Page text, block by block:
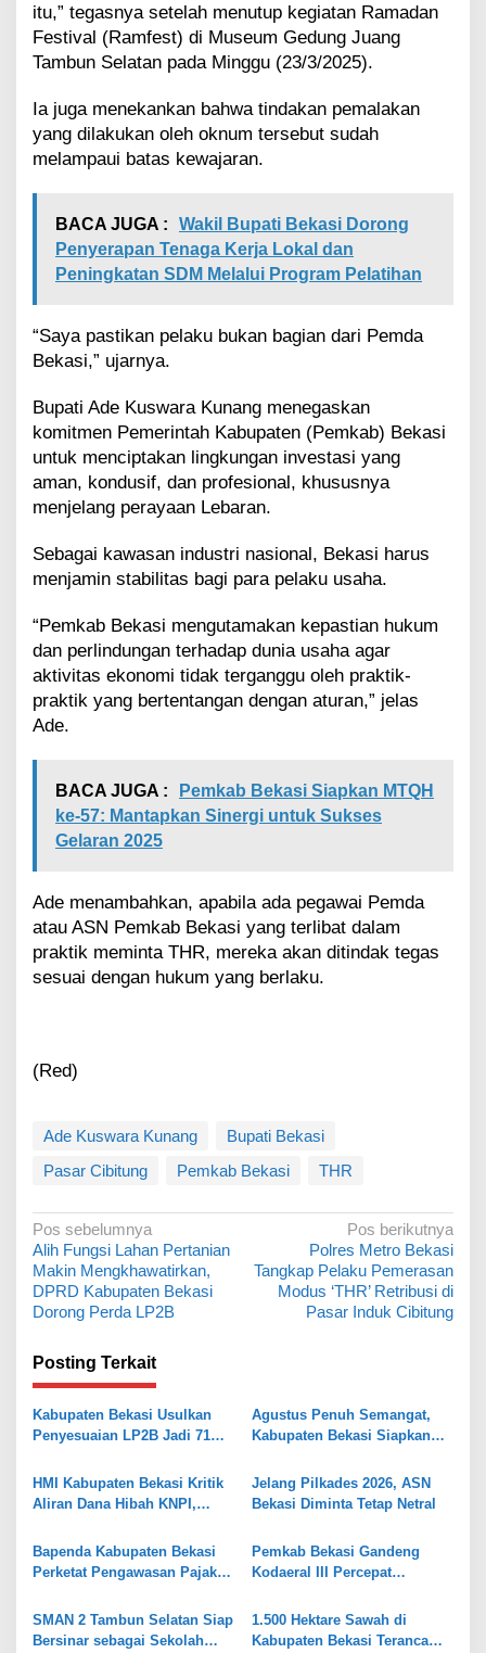
C
i
u
n
g
n
P
a
w
i
e
m
d
a
itu,” tegasnya setelah menutup kegiatan Ramadan
Festival (Ramfest) di Museum Gedung Juang
Tambun Selatan pada Minggu (23/3/2025).
Ia juga menekankan bahwa tindakan pemalakan
yang dilakukan oleh oknum tersebut sudah
melampaui batas kewajaran.
BACA JUGA :
Wakil Bupati Bekasi Dorong
Penyerapan Tenaga Kerja Lokal dan
Peningkatan SDM Melalui Program Pelatihan
“Saya pastikan pelaku bukan bagian dari Pemda
Bekasi,” ujarnya.
Bupati Ade Kuswara Kunang menegaskan
komitmen Pemerintah Kabupaten (Pemkab) Bekasi
untuk menciptakan lingkungan investasi yang
aman, kondusif, dan profesional, khususnya
menjelang perayaan Lebaran.
Sebagai kawasan industri nasional, Bekasi harus
menjamin stabilitas bagi para pelaku usaha.
“Pemkab Bekasi mengutamakan kepastian hukum
dan perlindungan terhadap dunia usaha agar
aktivitas ekonomi tidak terganggu oleh praktik-
praktik yang bertentangan dengan aturan,” jelas
Ade.
BACA JUGA :
Pemkab Bekasi Siapkan MTQH
ke-57: Mantapkan Sinergi untuk Sukses
Gelaran 2025
Ade menambahkan, apabila ada pegawai Pemda
atau ASN Pemkab Bekasi yang terlibat dalam
praktik meminta THR, mereka akan ditindak tegas
sesuai dengan hukum yang berlaku.
(Red)
Ade Kuswara Kunang
Bupati Bekasi
Pasar Cibitung
Pemkab Bekasi THR
N
a
v
i
g
a
s
i
p
o
s
Pos sebelumnya
Alih Fungsi Lahan Pertanian
Makin Mengkhawatirkan,
DPRD Kabupaten Bekasi
Dorong Perda LP2B
Pos berikutnya
Polres Metro Bekasi
Tangkap Pelaku Pemerasan
Modus ‘THR’ Retribusi di
Pasar Induk Cibitung
Posting Terkait
Kabupaten Bekasi Usulkan
Penyesuaian LP2B Jadi 71
Industri dan Pertanian
Agustus Penuh Semangat,
Kabupaten Bekasi Siapkan
Hari Besar
HMI Kabupaten Bekasi Kritik
Aliran Dana Hibah KNPI,
Jelang Pilkades 2026, ASN
Bekasi Diminta Tetap Netral
Bapenda Kabupaten Bekasi
Perketat Pengawasan Pajak
Pemkab Bekasi Gandeng
Kodaeral III Percepat
Pesisir
SMAN 2 Tambun Selatan Siap
Bersinar sebagai Sekolah
1.500 Hektare Sawah di
Kabupaten Bekasi Terancam